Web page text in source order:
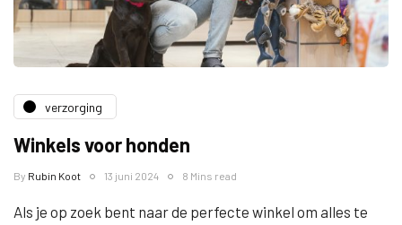
verzorging
Winkels voor honden
By Rubin Koot 13 juni 2024 8 Mins read
Als je op zoek bent naar de perfecte winkel om alles te